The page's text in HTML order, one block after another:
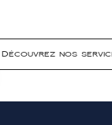
Découvrez nos